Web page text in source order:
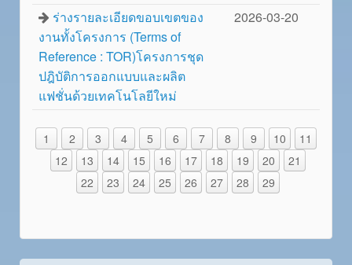
ร่างรายละเอียดขอบเขตของ
งานทั้งโครงการ (Terms of
Reference : TOR)โครงการชุด
ปฎิบัติการออกแบบและผลิต
แฟชั่นด้วยเทคโนโลยีใหม่
2026-03-20
1 2 3 4 5 6 7 8 9 10
11
12
13 14 15 16 17 18 19 20
21
22
23 24 25 26 27 28 29